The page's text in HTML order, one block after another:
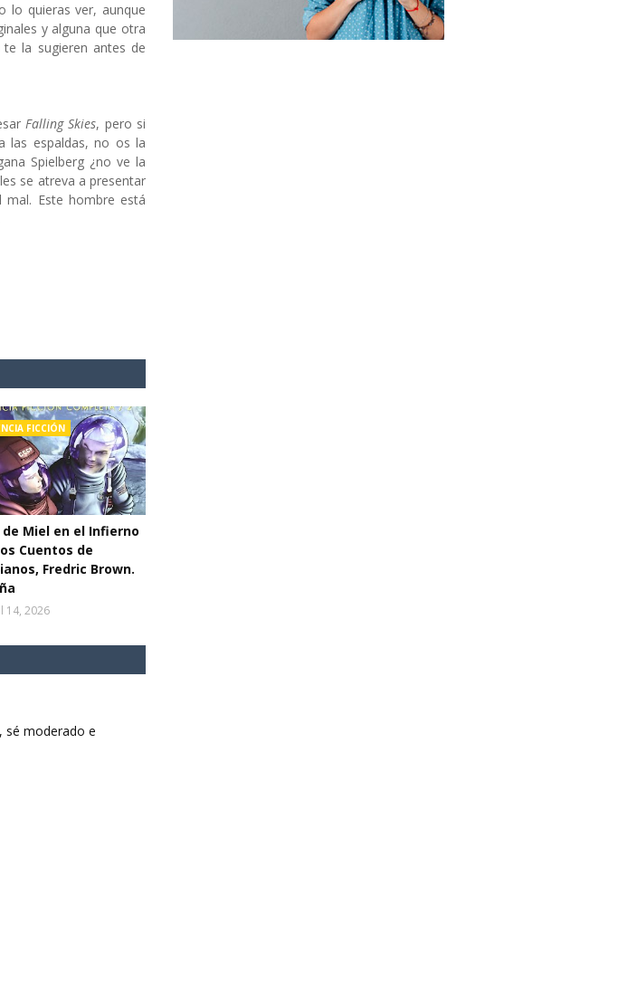
lo quieras ver, aunque
y alguna que otra
la sugieren antes de
Falling Skies, pero si
las espaldas, no os la
Spielberg ¿no ve la
se atreva a presentar
Este hombre está
FICCIÓN
de Miel en el Infierno
Cuentos de
Fredric Brown.
14, 2026
sé moderado e